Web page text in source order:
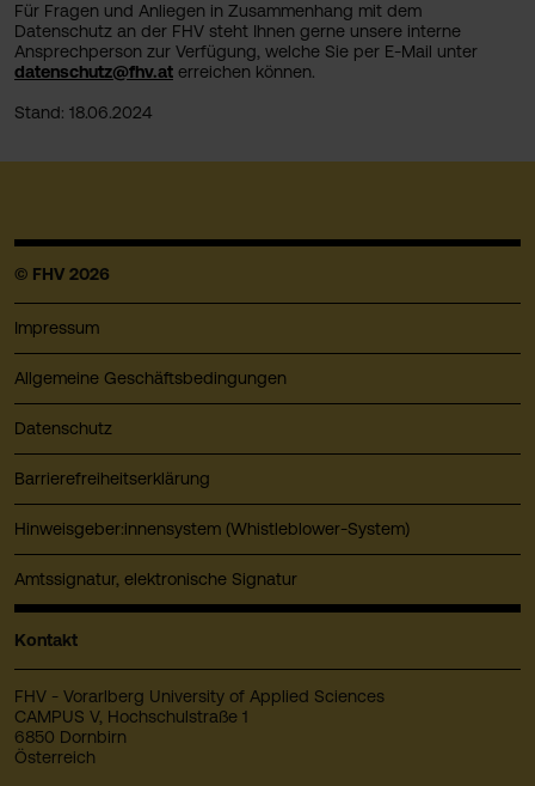
Für Fragen und Anliegen in Zusammenhang mit dem
Datenschutz an der FHV steht Ihnen gerne unsere interne
Ansprechperson zur Verfügung, welche Sie per E-Mail unter
datenschutz@fhv.at erreichen können.
Stand: 18.06.2024
© FHV 2026
Impressum
Allgemeine Geschäftsbedingungen
Datenschutz
Barrierefreiheitserklärung
Hinweisgeber:innensystem (Whistleblower-System)
Amtssignatur, elektronische Signatur
Kontakt
FHV - Vorarlberg University of Applied Sciences
CAMPUS V, Hochschulstraße 1
6850 Dornbirn
Österreich